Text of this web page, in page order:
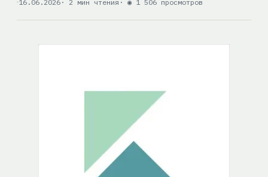
16.06.2026· 2 мин чтения · ◉ 1 506 просмотров